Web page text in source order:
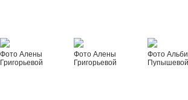
Фото Алены
Григорьевой
Фото Алены
Григорьевой
Фото
Пупышевой